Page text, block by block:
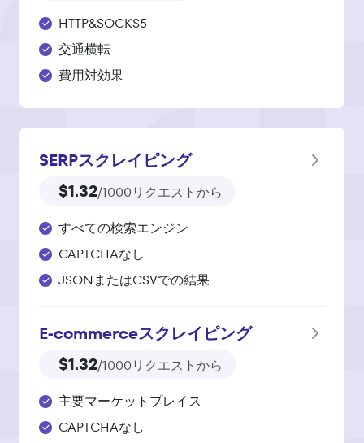
HTTP&SOCKS5
交通横転
費用対効果
SERPスクレイピング
$1.32/1000リクエストから
すべての検索エンジン
CAPTCHAなし
JSONまたはCSVでの結果
E‑commerceスクレイピング
$1.32/1000リクエストから
主要マーケットプレイス
CAPTCHAなし